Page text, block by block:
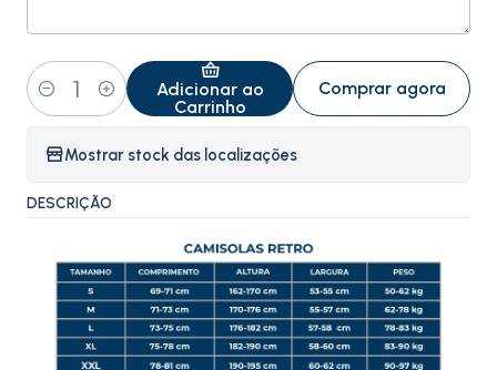
Quantidade
Adicionar ao
Carrinho
Comprar agora
Mostrar stock das localizações
DESCRIÇÃO